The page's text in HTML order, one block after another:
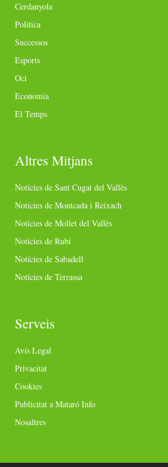
Cerdanyola
Política
Successos
Esports
Oci
Economia
El Temps
Altres Mitjans
Notícies de Sant Cugat del Vallès
Notícies de Montcada i Reixach
Notícies de Mollet del Vallès
Notícies de Rubí
Notícies de Sabadell
Notícies de Terrassa
Serveis
Avís Legal
Privacitat
Cookies
Publicitat a Mataró Info
Nosaltres